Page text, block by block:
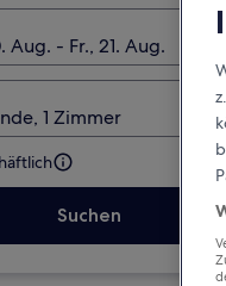
Aug. - Fr., 21. Aug.
1 Zimmer
Suchen